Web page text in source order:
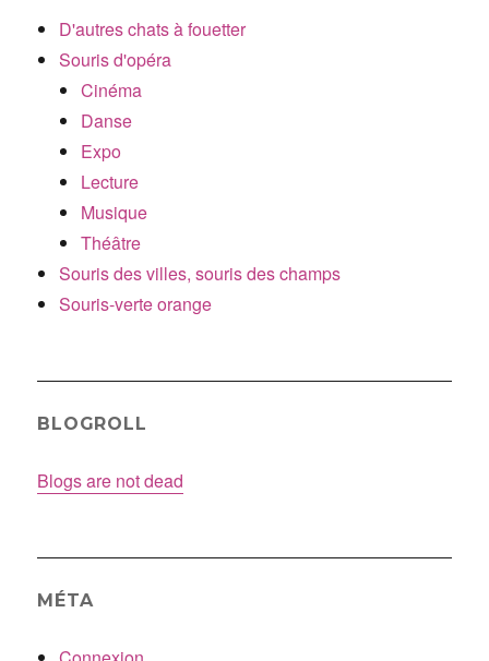
D'autres chats à fouetter
Souris d'opéra
Cinéma
Danse
Expo
Lecture
Musique
Théâtre
Souris des villes, souris des champs
Souris-verte orange
BLOGROLL
Blogs are not dead
MÉTA